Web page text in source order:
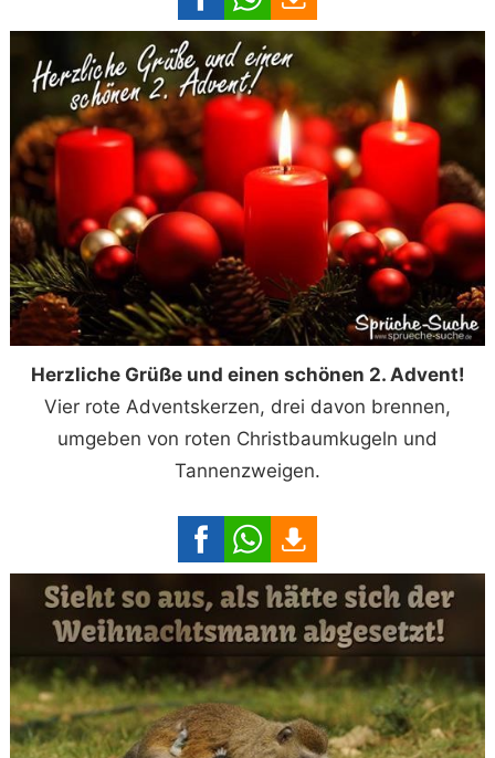
Herzliche Grüße und einen schönen 2. Advent!
Vier rote Adventskerzen, drei davon brennen,
umgeben von roten Christbaumkugeln und
Tannenzweigen.